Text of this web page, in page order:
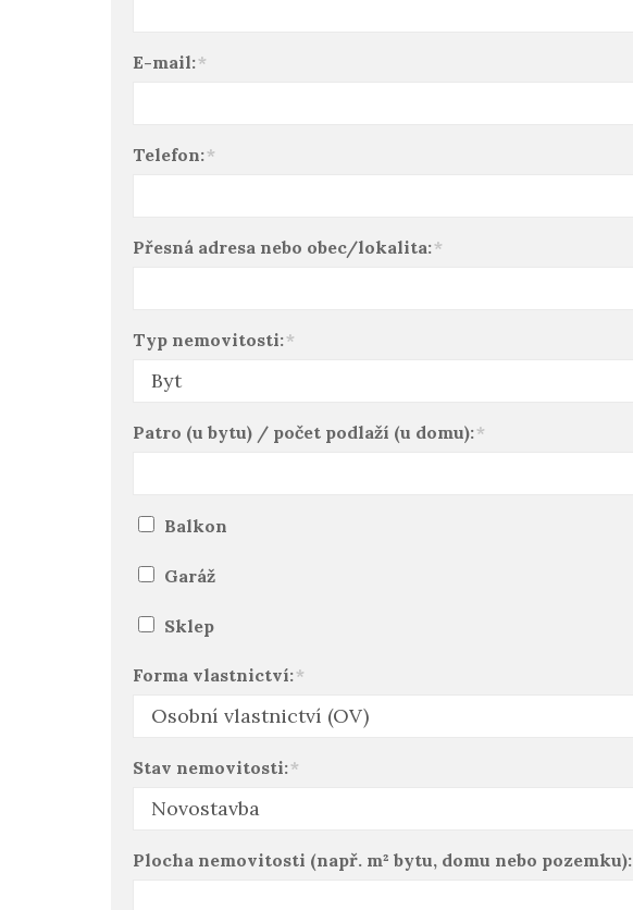
*
E-mail:
*
Telefon:
*
Přesná adresa nebo obec/lokalita:
*
Typ nemovitosti:
*
Patro (u bytu) / počet podlaží (u domu):
Balkon
Garáž
Sklep
*
Forma vlastnictví:
*
Stav nemovitosti:
Plocha nemovitosti (např. m² bytu, domu nebo pozemku):